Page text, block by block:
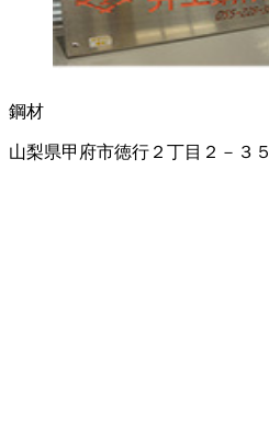
鋼材
山梨県甲府市徳行２丁目２－３５